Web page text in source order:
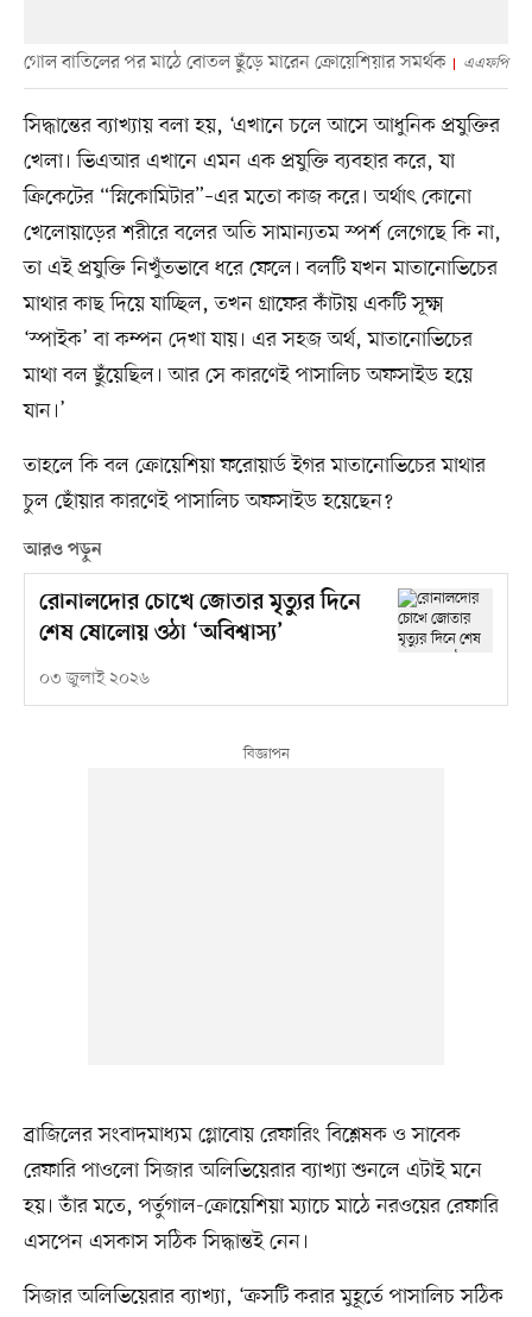
গোল বাতিলের পর মাঠে বোতল ছুঁড়ে মারেন ক্রোয়েশিয়ার সমর্থক এএফপি
সিদ্ধান্তের ব্যাখ্যায় বলা হয়, ‘এখানে চলে আসে আধুনিক প্রযুক্তির
খেলা। ভিএআর এখানে এমন এক প্রযুক্তি ব্যবহার করে, যা
ক্রিকেটের “স্নিকোমিটার”–এর মতো কাজ করে। অর্থাৎ কোনো
খেলোয়াড়ের শরীরে বলের অতি সামান্যতম স্পর্শ লেগেছে কি না,
তা এই প্রযুক্তি নিখুঁতভাবে ধরে ফেলে। বলটি যখন মাতানোভিচের
মাথার কাছ দিয়ে যাচ্ছিল, তখন গ্রাফের কাঁটায় একটি সূক্ষ্ম
‘স্পাইক’ বা কম্পন দেখা যায়। এর সহজ অর্থ, মাতানোভিচের
মাথা বল ছুঁয়েছিল। আর সে কারণেই পাসালিচ অফসাইড হয়ে
যান।’
তাহলে কি বল ক্রোয়েশিয়া ফরোয়ার্ড ইগর মাতানোভিচের মাথার
চুল ছোঁয়ার কারণেই পাসালিচ অফসাইড হয়েছেন?
আরও পড়ুন
রোনালদোর চোখে জোতার মৃত্যুর দিনে
শেষ ষোলোয় ওঠা ‘অবিশ্বাস্য’
০৩ জুলাই ২০২৬
ব্রাজিলের সংবাদমাধ্যম গ্লোবোয় রেফারিং বিশ্লেষক ও সাবেক
রেফারি পাওলো সিজার অলিভিয়েরার ব্যাখ্যা শুনলে এটাই মনে
হয়। তাঁর মতে, পর্তুগাল-ক্রোয়েশিয়া ম্যাচে মাঠে নরওয়ের রেফারি
এসপেন এসকাস সঠিক সিদ্ধান্তই নেন।
সিজার অলিভিয়েরার ব্যাখ্যা, ‘ক্রসটি করার মুহূর্তে পাসালিচ সঠিক